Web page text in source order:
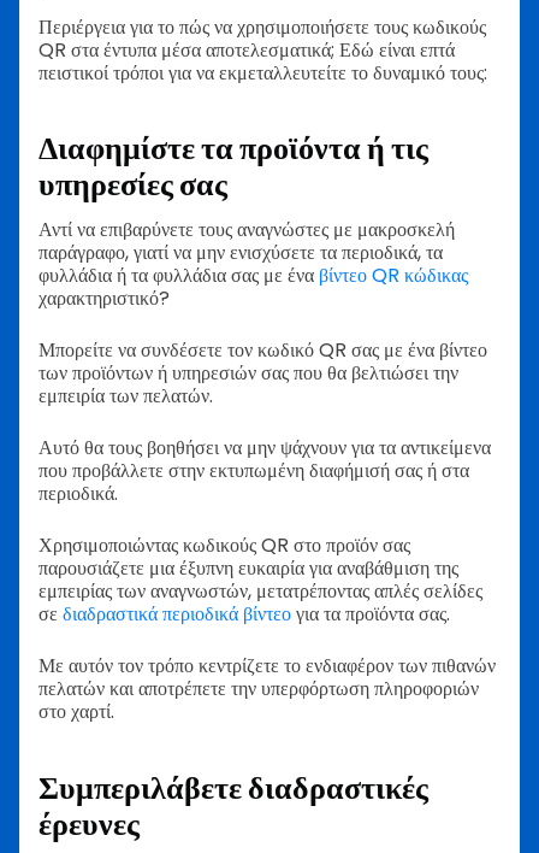
Περιέργεια για το πώς να χρησιμοποιήσετε τους κωδικούς
QR στα έντυπα μέσα αποτελεσματικά; Εδώ είναι επτά
πειστικοί τρόποι για να εκμεταλλευτείτε το δυναμικό τους:
Διαφημίστε τα προϊόντα ή τις
υπηρεσίες σας
Αντί να επιβαρύνετε τους αναγνώστες με μακροσκελή
παράγραφο, γιατί να μην ενισχύσετε τα περιοδικά, τα
φυλλάδια ή τα φυλλάδια σας με ένα βίντεο QR κώδικας
χαρακτηριστικό?
Μπορείτε να συνδέσετε τον κωδικό QR σας με ένα βίντεο
των προϊόντων ή υπηρεσιών σας που θα βελτιώσει την
εμπειρία των πελατών.
Αυτό θα τους βοηθήσει να μην ψάχνουν για τα αντικείμενα
που προβάλλετε στην εκτυπωμένη διαφήμισή σας ή στα
περιοδικά.
Χρησιμοποιώντας κωδικούς QR στο προϊόν σας
παρουσιάζετε μια έξυπνη ευκαιρία για αναβάθμιση της
εμπειρίας των αναγνωστών, μετατρέποντας απλές σελίδες
σε διαδραστικά περιοδικά βίντεογια τα προϊόντα σας.
Με αυτόν τον τρόπο κεντρίζετε το ενδιαφέρον των πιθανών
πελατών και αποτρέπετε την υπερφόρτωση πληροφοριών
στο χαρτί.
Συμπεριλάβετε διαδραστικές
έρευνες